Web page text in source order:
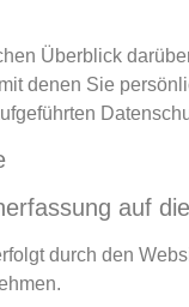
Überblick
denen Sie
auf
durch den